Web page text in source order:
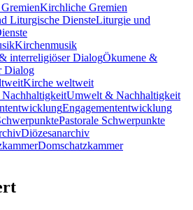
Kirchliche Gremien
Liturgie und
Kirchenmusik
Ökumene &
Dialog
Kirche weltweit
Umwelt & Nachhaltigkeit
Engagemententwicklung
Pastorale Schwerpunkte
Diözesanarchiv
Domschatzkammer